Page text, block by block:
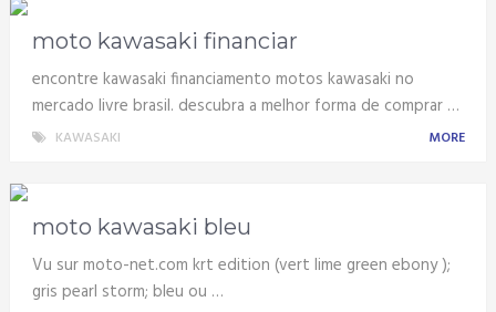
moto kawasaki financiar
encontre kawasaki financiamento motos kawasaki no
mercado livre brasil. descubra a melhor forma de comprar …
KAWASAKI MORE
moto kawasaki bleu
Vu sur moto-net.com krt edition (vert lime green ebony );
gris pearl storm; bleu ou …